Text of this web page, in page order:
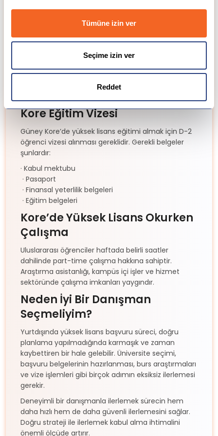
Tümüne izin ver
Seçime izin ver
Reddet
Kore’de Yüksek Lisans Bursları
Kore, uluslararası öğrencilere birçok burs imkanı
sunmaktadır:
· Global Korea Scholarship (GKS) – Tam burs
· Başarı bursları
· Araştırma ve proje bursları
Kore Eğitim Vizesi
Güney Kore’de yüksek lisans eğitimi almak için D-2
öğrenci vizesi alınması gereklidir. Gerekli belgeler
şunlardır:
· Kabul mektubu
· Pasaport
· Finansal yeterlilik belgeleri
· Eğitim belgeleri
Kore’de Yüksek Lisans Okurken
Çalışma
Uluslararası öğrenciler haftada belirli saatler
dahilinde part-time çalışma hakkına sahiptir.
Araştırma asistanlığı, kampüs içi işler ve hizmet
sektöründe çalışma imkanları yaygındır.
Neden İyi Bir Danışman
Seçmeliyim?
Yurtdışında yüksek lisans başvuru süreci, doğru
planlama yapılmadığında karmaşık ve zaman
kaybettiren bir hale gelebilir. Üniversite seçimi,
başvuru belgelerinin hazırlanması, burs araştırmaları
ve vize işlemleri gibi birçok adımın eksiksiz ilerlemesi
gerekir.
Deneyimli bir danışmanla ilerlemek sürecin hem
daha hızlı hem de daha güvenli ilerlemesini sağlar.
Doğru strateji ile ilerlemek kabul alma ihtimalini
önemli ölçüde artırır.